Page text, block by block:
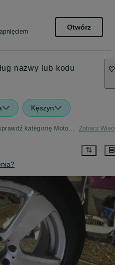
Otwórz
nazwy lub kodu
Kęszyn
Oferty motoryzacyjne - Kęszyn - sprawdź kategorię Motoryzacja Zobacz